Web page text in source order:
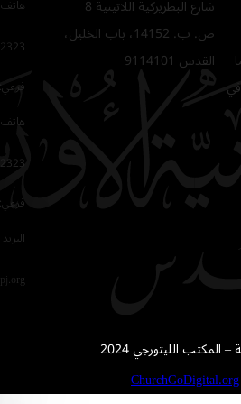
شارع البطريركية اللاتينية 8
ص. ب. 14152، باب الخليل،
القدس 9114101
فرعي: 464
هاتف
فرعي: 216
الليتورجي 2024
ChurchGoDigital.org